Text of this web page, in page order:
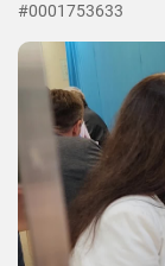
#0001753633